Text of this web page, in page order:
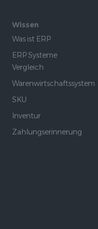
Wissen
Was ist ERP
ERP Systeme
Vergleich
Warenwirtschaftssystem
SKU
Inventur
Zahlungserinnerung